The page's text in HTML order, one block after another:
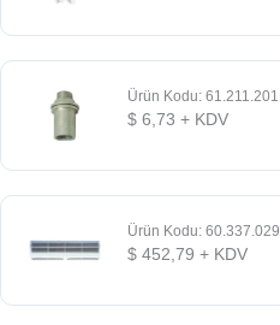
Ürün Kodu: 61.211.201
$ 6,73 + KDV
Ürün Kodu: 60.337.029
$ 452,79 + KDV